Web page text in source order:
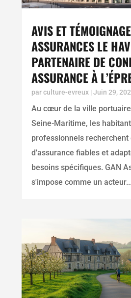
AVIS ET
ASSURANCES LE
PARTENAIRE DE
ASSURANCE À
parculture-evreux| Juin 29,
Au cœur de la ville
Seine-Maritime, les
professionnels recherchent
d'assurance fiables et
besoins spécifiques. GAN
s'impose comme un acteur...